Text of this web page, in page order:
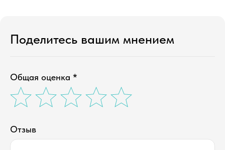
Поделитесь вашим мнением
Общая оценка *
Отзыв